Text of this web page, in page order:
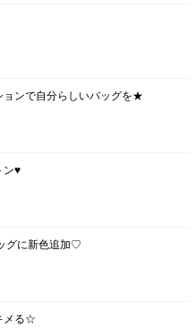
ョンで自分らしいバッグを★
ン♥
グに新色追加♡
メる☆